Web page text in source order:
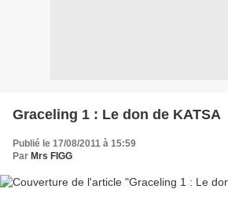
Graceling 1 : Le don de KATSA
Publié le 17/08/2011 à 15:59
Par Mrs FIGG